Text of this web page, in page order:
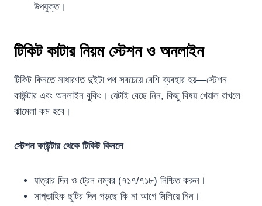
উপযুক্ত।
টিকিট কাটার নিয়ম স্টেশন ও অনলাইন
টিকিট কিনতে সাধারণত দুইটা পথ সবচেয়ে বেশি ব্যবহার হয়—স্টেশন
কাউন্টার এবং অনলাইন বুকিং। যেটাই বেছে নিন, কিছু বিষয় খেয়াল রাখলে
ঝামেলা কম হবে।
স্টেশন কাউন্টার থেকে টিকিট কিনলে
যাত্রার দিন ও ট্রেন নম্বর (৭১৭/৭১৮) নিশ্চিত করুন।
সাপ্তাহিক ছুটির দিন পড়ছে কি না আগে মিলিয়ে নিন।